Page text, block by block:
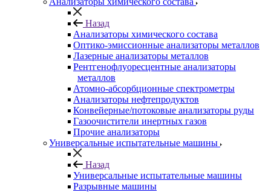
Назад
Анализаторы химического состава
Оптико-эмиссионные анализаторы металлов
Лазерные анализаторы металлов
Рентгенофлуоресцентные анализаторы
металлов
Атомно-абсорбционные спектрометры
Анализаторы нефтепродуктов
Конвейерные/потоковые анализаторы руды
Газоочистители инертных газов
Прочие анализаторы
Универсальные испытательные машины
Назад
Универсальные испытательные машины
Разрывные машины